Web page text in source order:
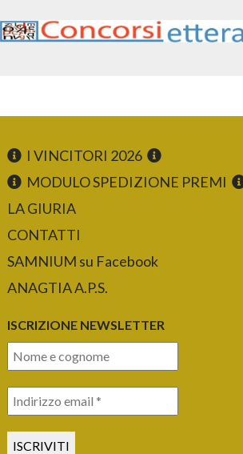
I VINCITORI 2026
MODULO SPEDIZIONE PREMI
LA GIURIA
CONTATTI
SAMNIUM su Facebook
ANAGTIA A.P.S.
ISCRIZIONE NEWSLETTER